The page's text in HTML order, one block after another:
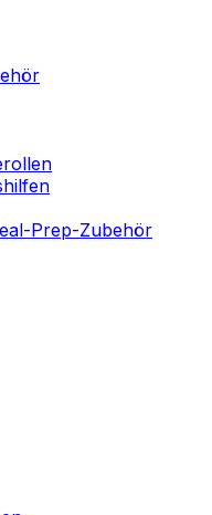
Prep-Zubehör